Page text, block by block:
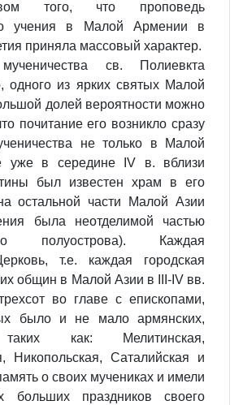
того, что проповедь
учения в Малой Армении в
приняла массовый характер.
мученичества св. Полиевкта
одного из ярких святых Малой
долей вероятности можно
почитание его возникло сразу
не только в Малой
уже в середине IV в. вблизи
был известен храм в его
остальной части Малой Азии
была неотделимой частью
полуострова). Каждая
т.е. каждая городская
общин в Малой Азии в III-IV вв.
во главе с епископами,
было и не мало армянских,
как: Мелитинская,
Никопольская, Саталийская и
о своих мучениках и имели
больших праздников своего